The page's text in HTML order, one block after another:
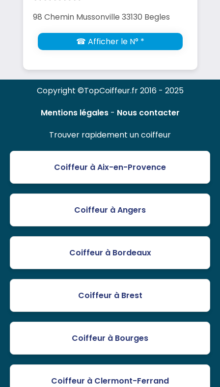
98 Chemin Mussonville 33130 Begles
☎ Afficher le N° *
Copyright ©TopCoiffeur.fr 2016 - 2025
Mentions légales- Nous contacter
Trouver rapidement un coiffeur
Coiffeur à Aix-en-Provence
Coiffeur à Angers
Coiffeur à Bordeaux
Coiffeur à Brest
Coiffeur à Bourges
Coiffeur à Clermont-Ferrand